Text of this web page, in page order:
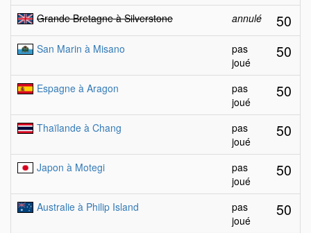
Grande Bretagne à Silverstone annulé 50
San Marin à Misano
pas
joué
50
Espagne à Aragon
pas
joué
50
Thaïlande à Chang
pas
joué
50
Japon à Motegi
pas
joué
50
Australie à Philip Island
pas
joué
50